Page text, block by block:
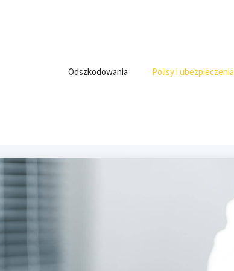
Odszkodowania Polisy i ubezpieczenia